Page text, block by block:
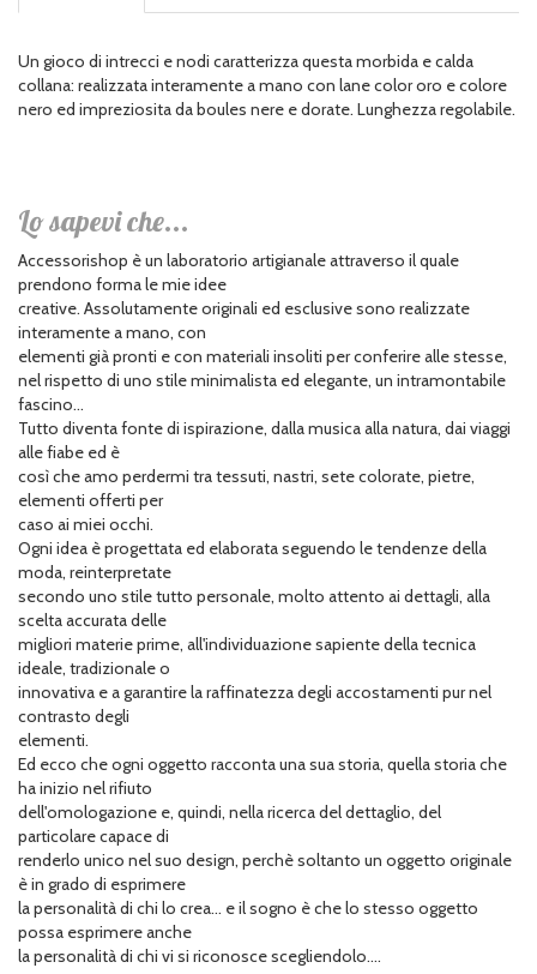
Un gioco di intrecci e nodi caratterizza questa morbida e calda
collana: realizzata interamente a mano con lane color oro e colore
nero ed impreziosita da boules nere e dorate. Lunghezza regolabile.
Lo sapevi che...
Accessorishop è un laboratorio artigianale attraverso il quale
prendono forma le mie idee
creative. Assolutamente originali ed esclusive sono realizzate
interamente a mano, con
elementi già pronti e con materiali insoliti per conferire alle stesse,
nel rispetto di uno stile minimalista ed elegante, un intramontabile
fascino...
Tutto diventa fonte di ispirazione, dalla musica alla natura, dai viaggi
alle fiabe ed è
così che amo perdermi tra tessuti, nastri, sete colorate, pietre,
elementi offerti per
caso ai miei occhi.
Ogni idea è progettata ed elaborata seguendo le tendenze della
moda, reinterpretate
secondo uno stile tutto personale, molto attento ai dettagli, alla
scelta accurata delle
migliori materie prime, all'individuazione sapiente della tecnica
ideale, tradizionale o
innovativa e a garantire la raffinatezza degli accostamenti pur nel
contrasto degli
elementi.
Ed ecco che ogni oggetto racconta una sua storia, quella storia che
ha inizio nel rifiuto
dell'omologazione e, quindi, nella ricerca del dettaglio, del
particolare capace di
renderlo unico nel suo design, perchè soltanto un oggetto originale
è in grado di esprimere
la personalità di chi lo crea... e il sogno è che lo stesso oggetto
possa esprimere anche
la personalità di chi vi si riconosce scegliendolo....